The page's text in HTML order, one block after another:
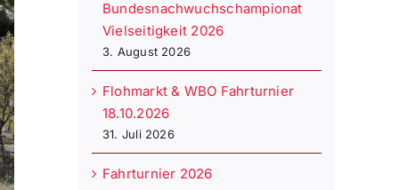
Bundesnachwuchschampionat
Vielseitigkeit 2026
3. August 2026
Flohmarkt & WBO Fahrturnier
18.10.2026
31. Juli 2026
Fahrturnier 2026